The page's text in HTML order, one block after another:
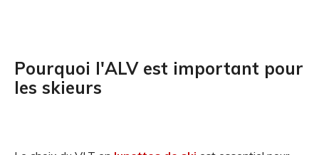
Pourquoi l'ALV est important pour
les skieurs